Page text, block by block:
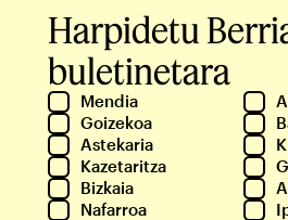
Harpidetu
buletinetara
Mendia
Goizekoa
Astekaria
Kazetaritza
Bizkaia
Nafarroa